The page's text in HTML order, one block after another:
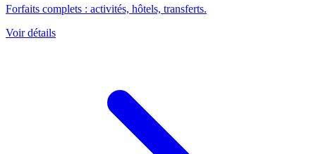
Forfaits complets : activités, hôtels, transferts.
Voir détails